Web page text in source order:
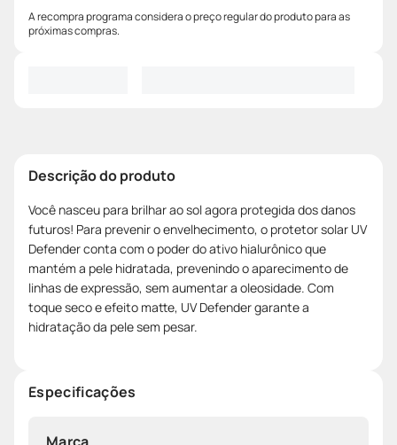
A recompra programa considera o preço regular do produto para as
próximas compras.
Descrição do produto
Você nasceu para brilhar ao sol agora protegida dos danos
futuros! Para prevenir o envelhecimento, o protetor solar UV
Defender conta com o poder do ativo hialurônico que
mantém a pele hidratada, prevenindo o aparecimento de
linhas de expressão, sem aumentar a oleosidade. Com
toque seco e efeito matte, UV Defender garante a
hidratação da pele sem pesar.
Especificações